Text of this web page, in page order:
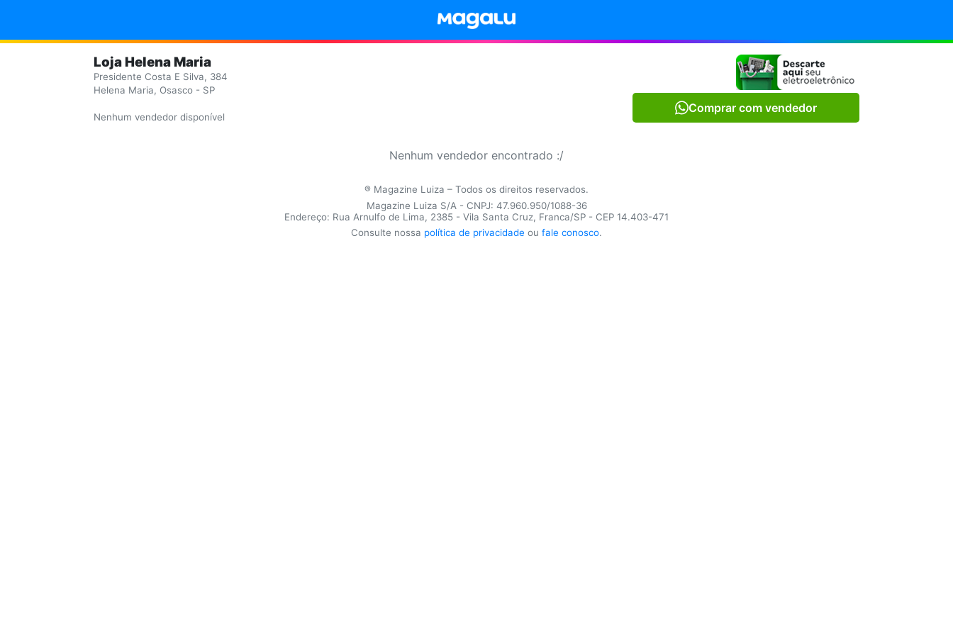
Loja Helena Maria
Presidente Costa E Silva, 384
Helena Maria, Osasco - SP
Nenhum vendedor disponível
Comprar com vendedor
Nenhum vendedor encontrado :/
® Magazine Luiza – Todos os direitos reservados.
Magazine Luiza S/A - CNPJ: 47.960.950/1088-36
Endereço: Rua Arnulfo de Lima, 2385 - Vila Santa Cruz, Franca/SP - CEP 14.403-471
Consulte nossa política de privacidade ou fale conosco.